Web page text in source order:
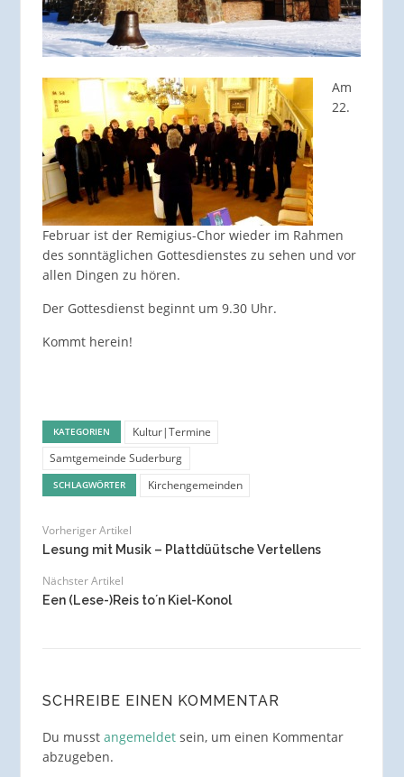
Am
22.
Februar ist der Remigius-Chor wieder im Rahmen
des sonntäglichen Gottesdienstes zu sehen und vor
allen Dingen zu hören.
Der Gottesdienst beginnt um 9.30 Uhr.
Kommt herein!
KATEGORIEN
Kultur|Termine
Samtgemeinde Suderburg
SCHLAGWÖRTER Kirchengemeinden
Vorheriger Artikel
Lesung mit Musik – Plattdüütsche Vertellens
Nächster Artikel
Een (Lese-)Reis to´n Kiel-Konol
SCHREIBE EINEN KOMMENTAR
Du musst angemeldetsein, um einen Kommentar
abzugeben.